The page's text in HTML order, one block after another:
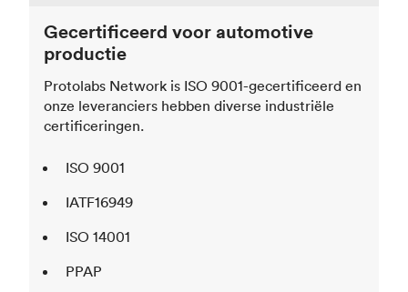
Gecertificeerd voor automotive
productie
Protolabs Network is ISO 9001-gecertificeerd en
onze leveranciers hebben diverse industriële
certificeringen.
ISO 9001
IATF16949
ISO 14001
PPAP